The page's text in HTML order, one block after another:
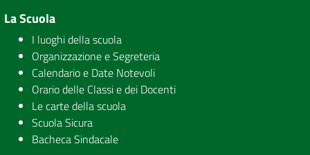
La Scuola
I luoghi della scuola
Organizzazione e Segreteria
Calendario e Date Notevoli
Orario delle Classi e dei Docenti
Le carte della scuola
Scuola Sicura
Bacheca Sindacale